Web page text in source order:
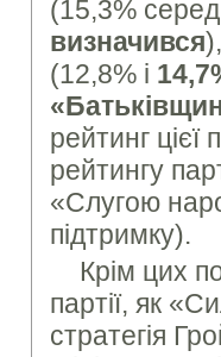
(15,3% серед
визначився),
(12,8% і
рейтинг цієї
рейтингу
«Слугою
підтримку).
Крім цих
партії, як
стратегія